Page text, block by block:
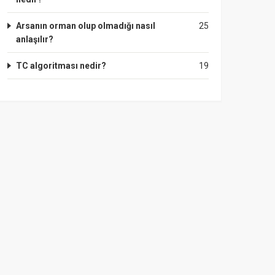
25
Arsanın orman olup olmadığı nasıl
anlaşılır?
19
TC algoritması nedir?